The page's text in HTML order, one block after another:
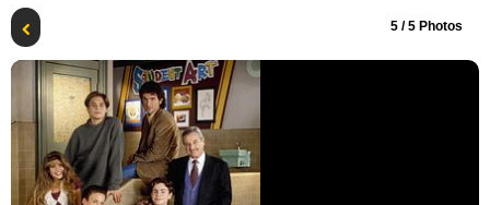
5 / 5 Photos